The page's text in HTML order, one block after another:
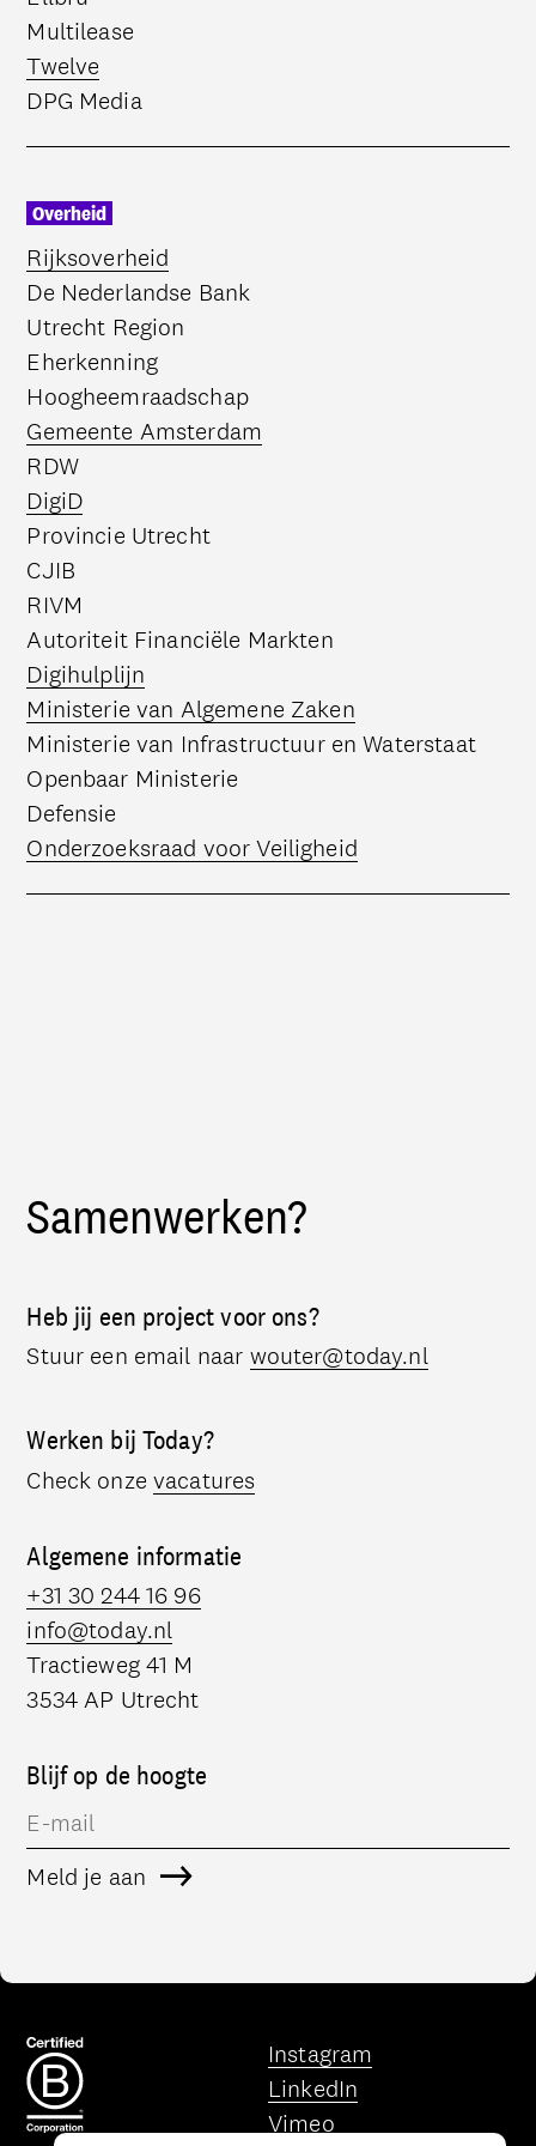
Multilease
Deze link opent in een nieuwe tab
Twelve
DPG Media
Overheid
Deze link opent in een nieuwe tab
Rijksoverheid
De Nederlandse Bank
Utrecht Region
Eherkenning
Hoogheemraadschap
Deze link opent in een nieuwe tab
Gemeente Amsterdam
RDW
Deze link opent in een nieuwe tab
DigiD
Provincie Utrecht
CJIB
RIVM
Autoriteit Financiële Markten
Deze link opent in een nieuwe tab
Digihulplijn
Deze link opent in een nieuwe tab
Ministerie van Algemene Zaken
Ministerie van Infrastructuur en Waterstaat
Openbaar Ministerie
Defensie
Deze link opent in een nieuwe tab
Onderzoeksraad voor Veiligheid
Samenwerken?
Heb jij een project voor ons?
Stuur een email naar wouter@today.nl
Werken bij Today?
Check onzevacatures
Algemene informatie
+31 30 244 16 96
info@today.nl
Tractieweg 41 M
3534 AP Utrecht
Blijf op de hoogte
Meld je aan
Deze link opent in een
Instagram
Deze link opent in een
LinkedIn
Deze link opent in een
Vimeo